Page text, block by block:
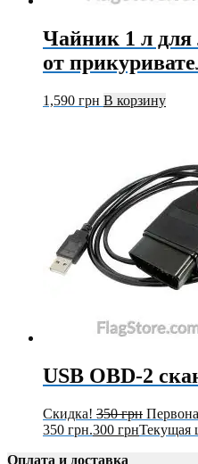
Чайник 1 л
от
1,590 грн В корзину
USB OBD-2
Скидка! 350грн
350 грн.300 грнТекущая
Оплата и доставка